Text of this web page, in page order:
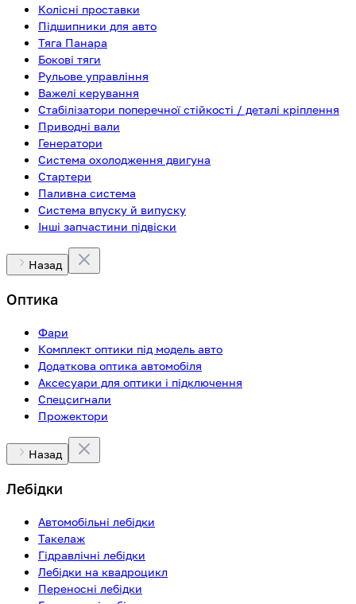
Колісні проставки
Підшипники для авто
Тяга Панара
Бокові тяги
Рульове управління
Важелі керування
Стабілізатори поперечної стійкості / деталі кріплення
Приводні вали
Генератори
Система охолодження двигуна
Стартери
Паливна система
Система впуску й випуску
Інші запчастини підвіски
Назад
Оптика
Фари
Комплект оптики під модель авто
Додаткова оптика автомобіля
Аксесуари для оптики і підключення
Спецсигнали
Прожектори
Назад
Лебідки
Автомобільні лебідки
Такелаж
Гідравлічні лебідки
Лебідки на квадроцикл
Переносні лебідки